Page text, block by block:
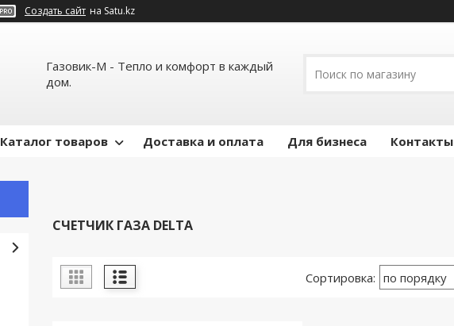
Создать сайт на Satu.kz
Газовик-М - Тепло и комфорт в каждый
дом.
Каталог товаров Доставка и оплата Для бизнеса Контакты
СЧЕТЧИК ГАЗА DELTA